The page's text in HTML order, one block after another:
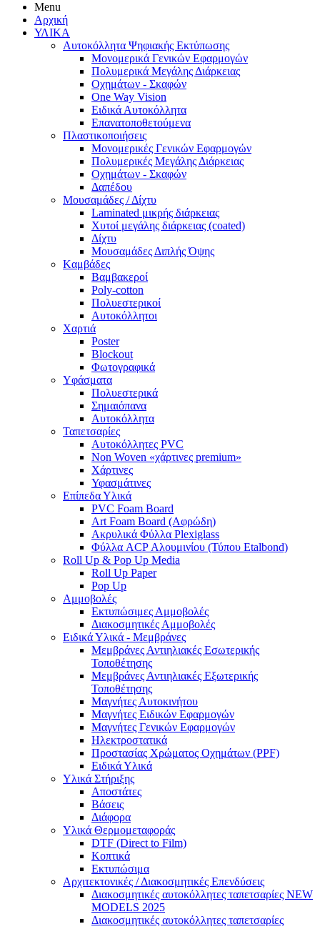
Menu
Αρχική
ΥΛΙΚΑ
Αυτοκόλλητα Ψηφιακής Εκτύπωσης
Μονομερικά Γενικών Εφαρμογών
Πολυμερικά Μεγάλης Διάρκειας
Οχημάτων - Σκαφών
One Way Vision
Ειδικά Αυτοκόλλητα
Επανατοποθετούμενα
Πλαστικοποιήσεις
Μονομερικές Γενικών Εφαρμογών
Πολυμερικές Μεγάλης Διάρκειας
Οχημάτων - Σκαφών
Δαπέδου
Μουσαμάδες / Δίχτυ
Laminated μικρής διάρκειας
Χυτοί μεγάλης διάρκειας (coated)
Δίχτυ
Μουσαμάδες Διπλής Όψης
Kαμβάδες
Βαμβακεροί
Poly-cotton
Πολυεστερικοί
Αυτοκόλλητοι
Χαρτιά
Poster
Blockout
Φωτογραφικά
Yφάσματα
Πολυεστερικά
Σημαιόπανα
Αυτοκόλλητα
Ταπετσαρίες
Αυτοκόλλητες PVC
Non Woven «χάρτινες premium»
Χάρτινες
Υφασμάτινες
Επίπεδα Υλικά
PVC Foam Board
Art Foam Board (Αφρώδη)
Ακρυλικά Φύλλα Plexiglass
Φύλλα ACP Αλουμινίου (Τύπου Etalbond)
Roll Up & Pop Up Media
Roll Up Paper
Pop Up
Αμμοβολές
Εκτυπώσιμες Αμμοβολές
Διακοσμητικές Αμμοβολές
Ειδικά Υλικά - Μεμβράνες
Μεμβράνες Αντιηλιακές Εσωτερικής
Τοποθέτησης
Μεμβράνες Αντιηλιακές Εξωτερικής
Τοποθέτησης
Μαγνήτες Αυτοκινήτου
Μαγνήτες Ειδικών Εφαρμογών
Μαγνήτες Γενικών Εφαρμογών
Ηλεκτροστατικά
Προστασίας Χρώματος Οχημάτων (PPF)
Ειδικά Υλικά
Υλικά Στήριξης
Αποστάτες
Βάσεις
Διάφορα
Υλικά Θερμομεταφοράς
DTF (Direct to Film)
Κοπτικά
Εκτυπώσιμα
Αρχιτεκτονικές / Διακοσμητικές Επενδύσεις
Διακοσμητικές αυτοκόλλητες ταπετσαρίες NEW
MODELS 2025
Διακοσμητικές αυτοκόλλητες ταπετσαρίες